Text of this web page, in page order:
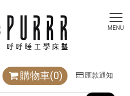
購物車(0) 匯款通知